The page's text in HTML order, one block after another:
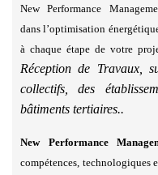
New Performance
dans l’optimisation
à chaque étape de votre
Réception de Travaux,
collectifs, des
bâtiments tertiaires..
New Performance
compétences, technologiques